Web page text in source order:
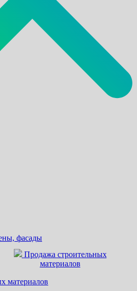
Продажа строительных
материалов
материалов